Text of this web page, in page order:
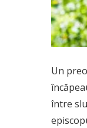
Un
între